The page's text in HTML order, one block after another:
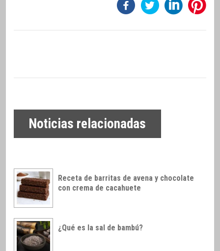
Noticias relacionadas
Receta de barritas de avena y chocolate
con crema de cacahuete
¿Qué es la sal de bambú?